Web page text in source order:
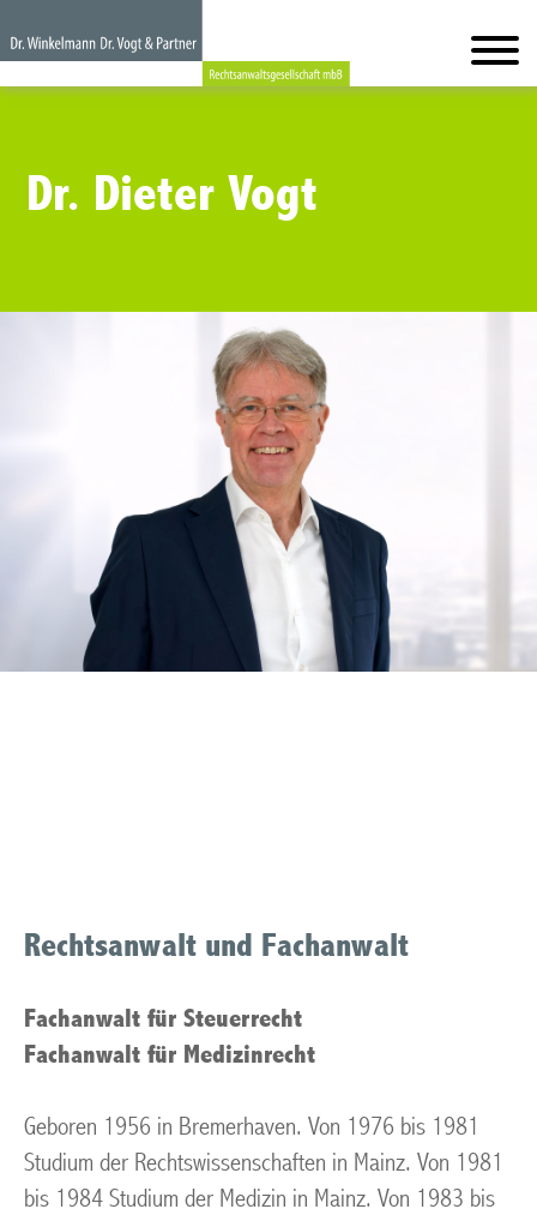
Dr. Dieter Vogt
Rechtsanwalt und Fachanwalt
Fachanwalt für Steuerrecht
Fachanwalt für Medizinrecht
Geboren 1956 in Bremerhaven. Von 1976 bis 1981
Studium der Rechtswissenschaften in Mainz. Von 1981
bis 1984 Studium der Medizin in Mainz. Von 1983 bis